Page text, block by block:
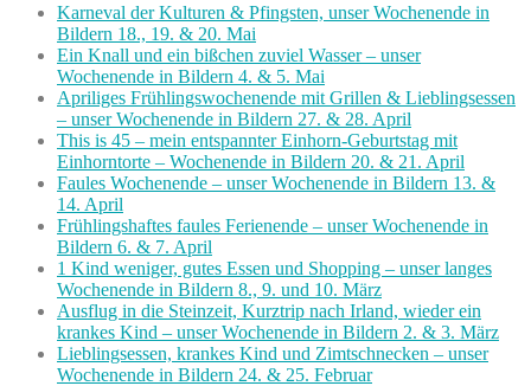
Karneval der Kulturen & Pfingsten, unser Wochenende in
Bildern 18., 19. & 20. Mai
Ein Knall und ein bißchen zuviel Wasser – unser
Wochenende in Bildern 4. & 5. Mai
Apriliges Frühlingswochenende mit Grillen & Lieblingsessen
– unser Wochenende in Bildern 27. & 28. April
This is 45 – mein entspannter Einhorn-Geburtstag mit
Einhorntorte – Wochenende in Bildern 20. & 21. April
Faules Wochenende – unser Wochenende in Bildern 13. &
14. April
Frühlingshaftes faules Ferienende – unser Wochenende in
Bildern 6. & 7. April
1 Kind weniger, gutes Essen und Shopping – unser langes
Wochenende in Bildern 8., 9. und 10. März
Ausflug in die Steinzeit, Kurztrip nach Irland, wieder ein
krankes Kind – unser Wochenende in Bildern 2. & 3. März
Lieblingsessen, krankes Kind und Zimtschnecken – unser
Wochenende in Bildern 24. & 25. Februar